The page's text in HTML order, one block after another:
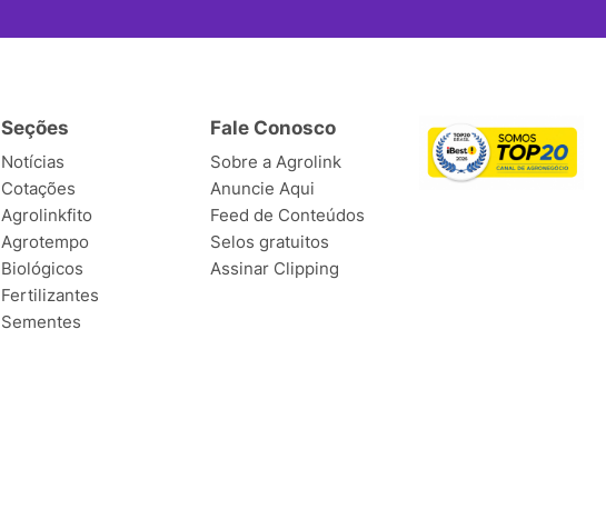
Seções
Notícias
Cotações
Agrolinkfito
Agrotempo
Biológicos
Fertilizantes
Sementes
Fale Conosco
Sobre a Agrolink
Anuncie Aqui
Feed de Conteúdos
Selos gratuitos
Assinar Clipping